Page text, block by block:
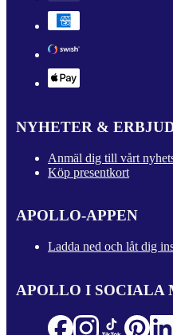
NYHETER &
Anmäl dig till vårt
Köp presentkort
APOLLO-APPEN
Ladda ned och låt dig
APOLLO I SOCIALA